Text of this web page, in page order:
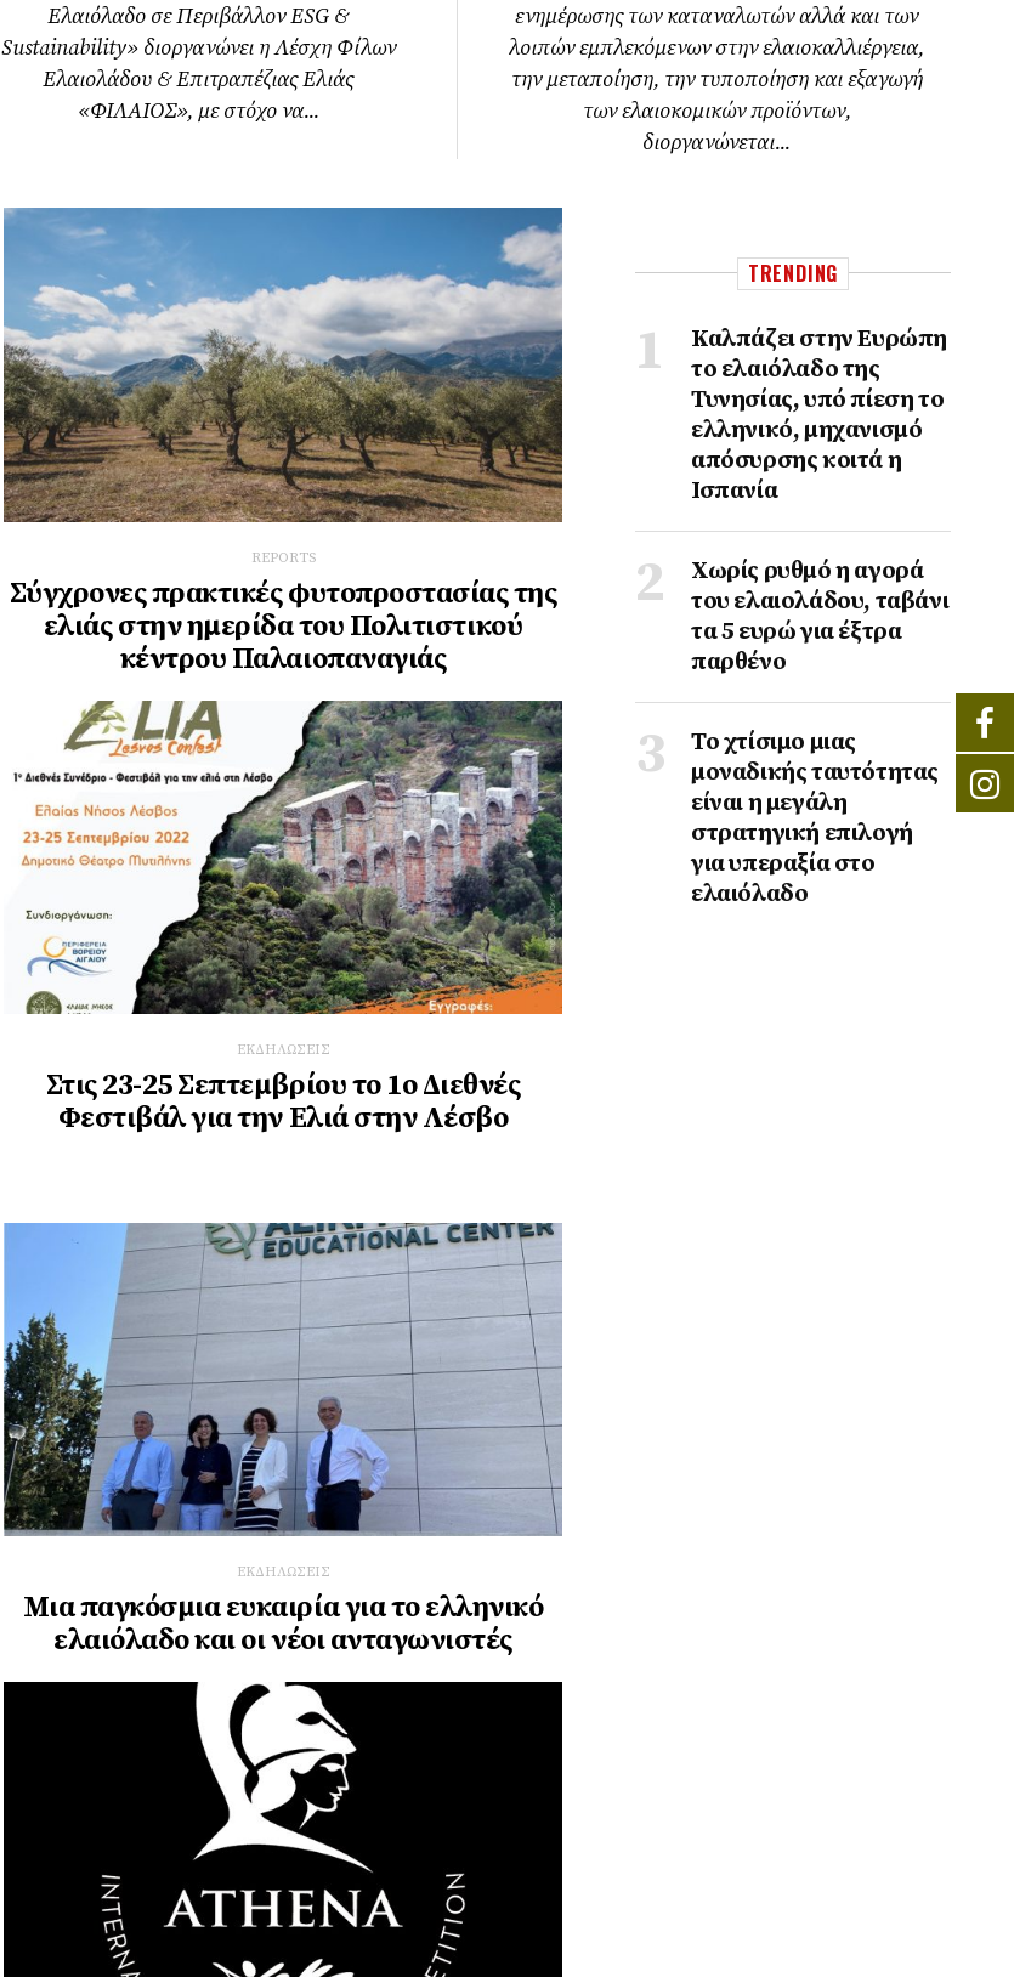
Ελαιόλαδο σε Περιβάλλον ESG &
Sustainability» διοργανώνει η Λέσχη Φίλων
Ελαιολάδου & Επιτραπέζιας Ελιάς
«ΦΙΛΑΙΟΣ», με στόχο να...
ενημέρωσης των καταναλωτών αλλά και των
λοιπών εμπλεκόμενων στην ελαιοκαλλιέργεια,
την μεταποίηση, την τυποποίηση και εξαγωγή
των ελαιοκομικών προϊόντων,
διοργανώνεται...
REPORTS
Σύγχρονες πρακτικές φυτοπροστασίας της
ελιάς στην ημερίδα του Πολιτιστικού
κέντρου Παλαιοπαναγιάς
ΕΚΔΗΛΩΣΕΙΣ
Στις 23-25 Σεπτεμβρίου το 1ο Διεθνές
Φεστιβάλ για την Ελιά στην Λέσβο
ΕΚΔΗΛΩΣΕΙΣ
Μια παγκόσμια ευκαιρία για το ελληνικό
ελαιόλαδο και οι νέοι ανταγωνιστές
TRENDING
Καλπάζει στην Ευρώπη
το ελαιόλαδο της
Τυνησίας, υπό πίεση το
ελληνικό, μηχανισμό
απόσυρσης κοιτά η
Ισπανία
Χωρίς ρυθμό η αγορά
του ελαιολάδου, ταβάνι
τα 5 ευρώ για έξτρα
παρθένο
Το χτίσιμο μιας
μοναδικής ταυτότητας
είναι η μεγάλη
στρατηγική επιλογή
για υπεραξία στο
ελαιόλαδο